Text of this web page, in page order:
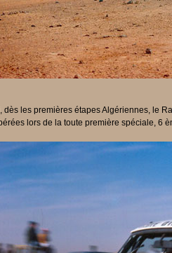
dès les premières étapes Algériennes, le
lors de la toute première spéciale, 6